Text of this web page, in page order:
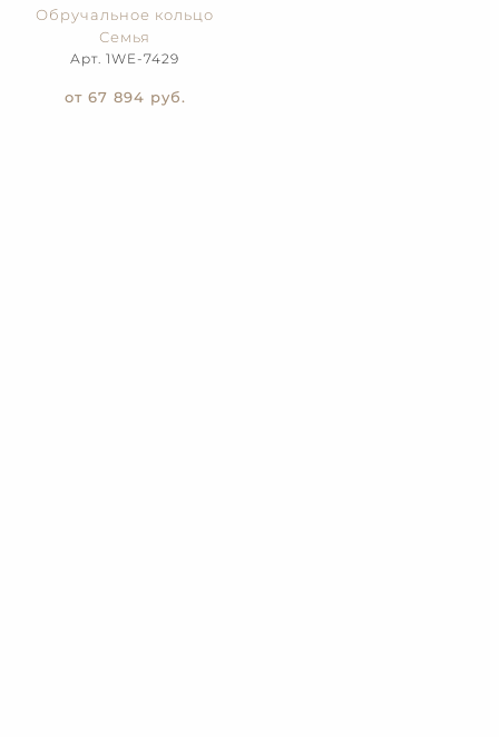
Обручальное кольцо
Семья
Арт. 1WE-7429
от 67 894 руб.